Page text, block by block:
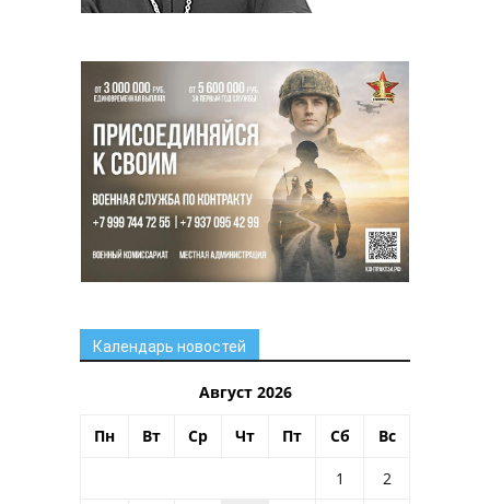
Календарь новостей
Август 2026
Пн Вт Ср Чт Пт Сб Вс
1
2